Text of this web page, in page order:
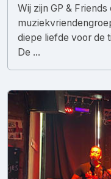
Wij zijn GP &
diepe liefde voor de
De ...